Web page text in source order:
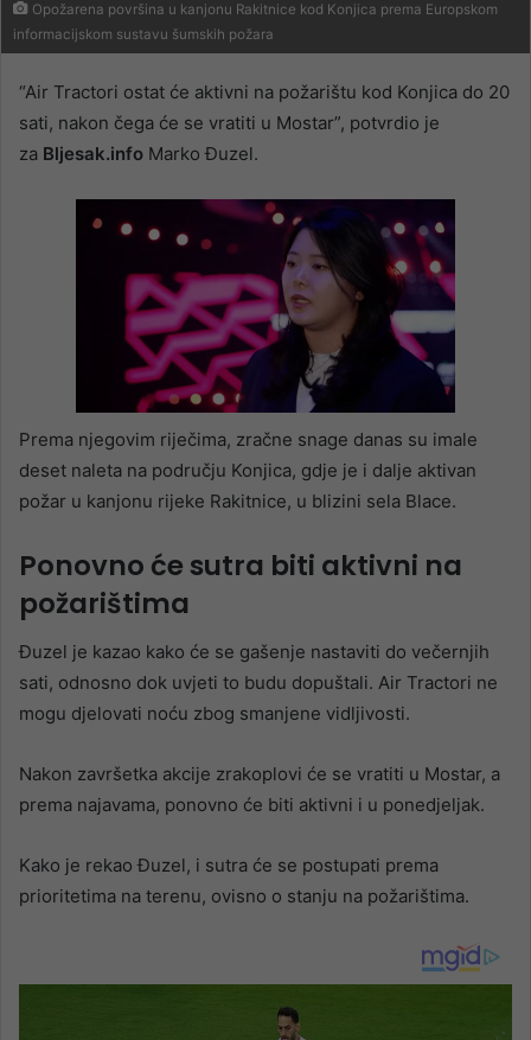
Opožarena površina u kanjonu Rakitnice kod Konjica prema Europskom
informacijskom sustavu šumskih požara
“Air Tractori ostat će aktivni na požarištu kod Konjica do 20
sati, nakon čega će se vratiti u Mostar”, potvrdio je
za Bljesak.info Marko Đuzel.
Prema njegovim riječima, zračne snage danas su imale
deset naleta na području Konjica, gdje je i dalje aktivan
požar u kanjonu rijeke Rakitnice, u blizini sela Blace.
Ponovno će sutra biti aktivni na
požarištima
Đuzel je kazao kako će se gašenje nastaviti do večernjih
sati, odnosno dok uvjeti to budu dopuštali. Air Tractori ne
mogu djelovati noću zbog smanjene vidljivosti.
Nakon završetka akcije zrakoplovi će se vratiti u Mostar, a
prema najavama, ponovno će biti aktivni i u ponedjeljak.
Kako je rekao Đuzel, i sutra će se postupati prema
prioritetima na terenu, ovisno o stanju na požarištima.